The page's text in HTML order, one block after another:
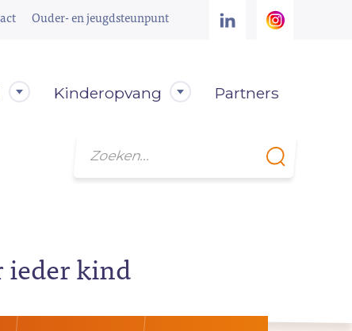
Ouder- en jeugdsteunpunt
Kinderopvang Partners
Zoeken
ieder kind